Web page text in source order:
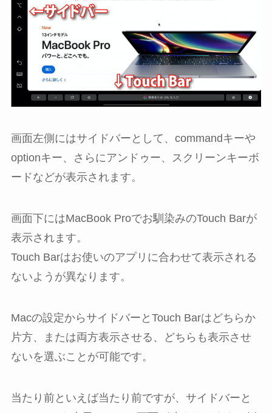
画面左側にはサイドバーとして、commandキーや
optionキー、さらにアンドゥー、スクリーンキーボ
ードなどが表示されます。
画面下にはMacBook Proでお馴染みのTouch Barが
表示されます。
Touch Barはお使いのアプリに合わせて表示される
ないようが異なります。
Macの設定からサイドバーとTouch Barはどちらか
片方、または両方表示させる、どちらも表示させ
ないを選ぶことが可能です。
当たり前といえば当たり前ですが、サイドバーと